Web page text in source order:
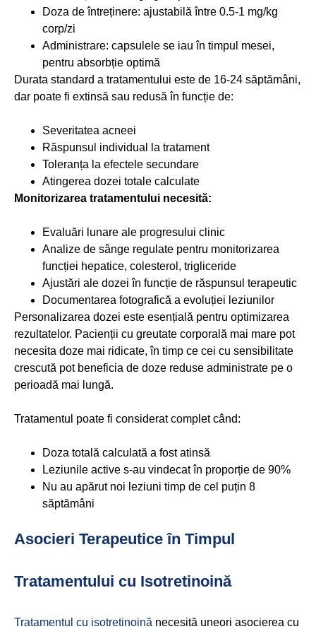
Doza de întreținere: ajustabilă între 0.5-1 mg/kg
corp/zi
Administrare: capsulele se iau în timpul mesei,
pentru absorbție optimă
Durata standard a tratamentului este de 16-24 săptămâni,
dar poate fi extinsă sau redusă în funcție de:
Severitatea acneei
Răspunsul individual la tratament
Toleranța la efectele secundare
Atingerea dozei totale calculate
Monitorizarea tratamentului necesită:
Evaluări lunare ale progresului clinic
Analize de sânge regulate pentru monitorizarea
funcției hepatice, colesterol, trigliceride
Ajustări ale dozei în funcție de răspunsul terapeutic
Documentarea fotografică a evoluției leziunilor
Personalizarea dozei este esențială pentru optimizarea
rezultatelor. Pacienții cu greutate corporală mai mare pot
necesita doze mai ridicate, în timp ce cei cu sensibilitate
crescută pot beneficia de doze reduse administrate pe o
perioadă mai lungă.
Tratamentul poate fi considerat complet când:
Doza totală calculată a fost atinsă
Leziunile active s-au vindecat în proporție de 90%
Nu au apărut noi leziuni timp de cel puțin 8
săptămâni
Asocieri Terapeutice în Timpul
Tratamentului cu Isotretinoină
Tratamentul cu isotretinoină necesită uneori asocierea cu